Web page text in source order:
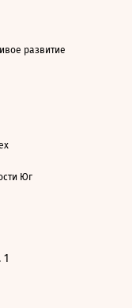
развитие
Юг
1